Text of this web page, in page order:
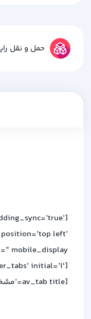
حمل و نقل
left’
[av_tab_container position=’top_tab’ boxed=’border_tabs’ initial=’1′]
[av_tab title=’مشخصات فنی ‘ icon_select=’no’ icon=’ue800′ font=’entypo-fontello’]